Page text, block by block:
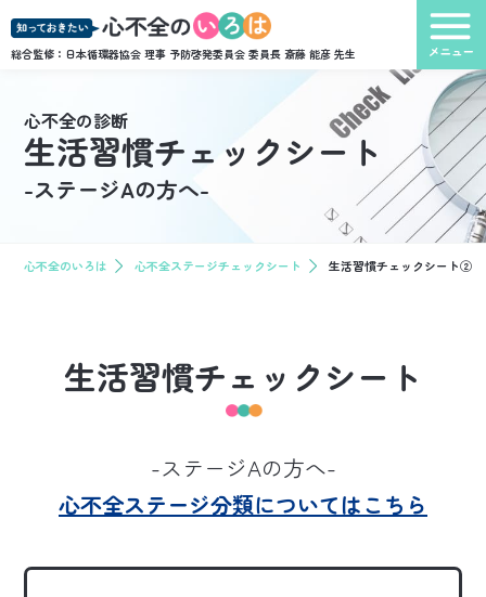
総合監修：日本循環器協会 理事 予防啓発委員会 委員長 斎藤 能彦 先生
心不全の診断
生活習慣チェックシート
-ステージAの方へ-
心不全のいろは 心不全ステージチェックシート 生活習慣チェックシート②
生活習慣チェックシート
-ステージAの方へ-
心不全ステージ分類についてはこちら